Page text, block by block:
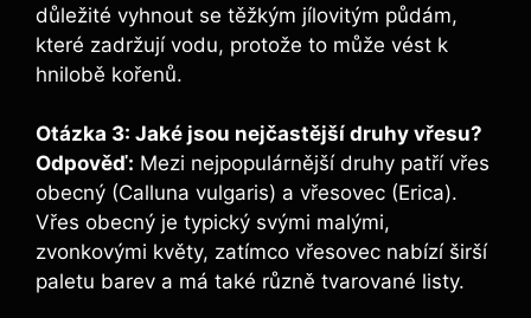
důležité vyhnout se těžkým jílovitým půdám,
které zadržují vodu, protože to může vést k
hnilobě kořenů.
Otázka 3: Jaké jsou nejčastější druhy vřesu?
Odpověď: Mezi nejpopulárnější druhy patří vřes
obecný (Calluna vulgaris) a vřesovec (Erica).
Vřes obecný je typický svými malými,
zvonkovými květy, zatímco vřesovec nabízí širší
paletu barev a má také různě tvarované listy.